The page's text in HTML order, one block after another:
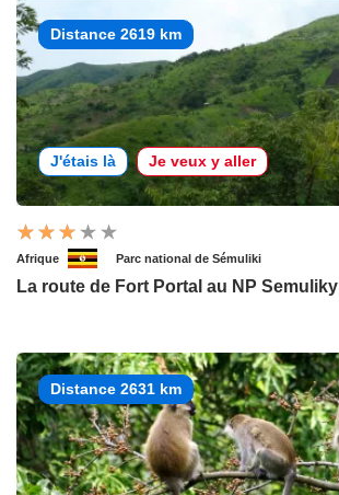
Distance 2619 km
J'étais là Je veux y aller
Afrique Parc national de Sémuliki
La route de Fort Portal au NP Semuliky
Distance 2631 km